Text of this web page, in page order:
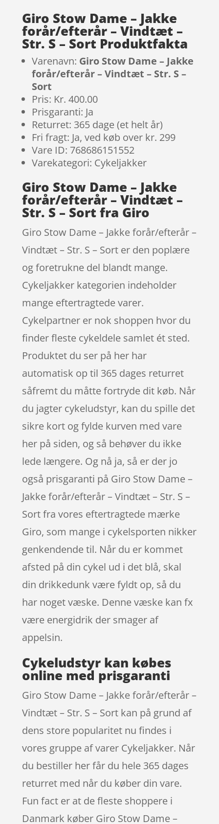
Giro Stow Dame – Jakke
forår/efterår – Vindtæt –
Str. S – Sort Produktfakta
Varenavn: Giro Stow Dame – Jakke
forår/efterår – Vindtæt – Str. S –
Sort
Pris: Kr. 400.00
Prisgaranti: Ja
Returret: 365 dage (et helt år)
Fri fragt: Ja, ved køb over kr. 299
Vare ID: 768686151552
Varekategori: Cykeljakker
Giro Stow Dame – Jakke
forår/efterår – Vindtæt –
Str. S – Sort fra Giro
Giro Stow Dame – Jakke forår/efterår –
Vindtæt – Str. S – Sort er den poplære
og foretrukne del blandt mange.
Cykeljakker kategorien indeholder
mange eftertragtede varer.
Cykelpartner er nok shoppen hvor du
finder fleste cykeldele samlet ét sted.
Produktet du ser på her har
automatisk op til 365 dages returret
såfremt du måtte fortryde dit køb. Når
du jagter cykeludstyr, kan du spille det
sikre kort og fylde kurven med vare
her på siden, og så behøver du ikke
lede længere. Og nå ja, så er der jo
også prisgaranti på Giro Stow Dame –
Jakke forår/efterår – Vindtæt – Str. S –
Sort fra vores eftertragtede mærke
Giro, som mange i cykelsporten nikker
genkendende til. Når du er kommet
afsted på din cykel ud i det blå, skal
din drikkedunk være fyldt op, så du
har noget væske. Denne væske kan fx
være energidrik der smager af
appelsin.
Cykeludstyr kan købes
online med prisgaranti
Giro Stow Dame – Jakke forår/efterår –
Vindtæt – Str. S – Sort kan på grund af
dens store popularitet nu findes i
vores gruppe af varer Cykeljakker. Når
du bestiller her får du hele 365 dages
returret med når du køber din vare.
Fun fact er at de fleste shoppere i
Danmark køber Giro Stow Dame –